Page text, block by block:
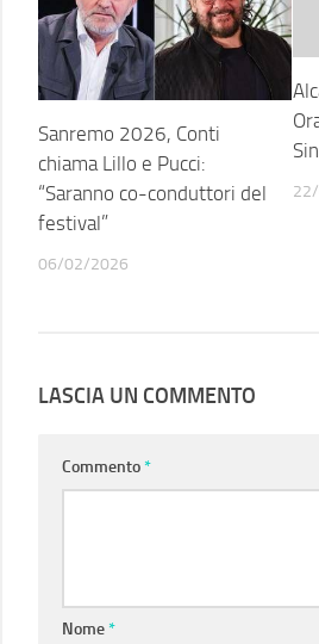
Sanremo 2026, Conti
chiama Lillo e Pucci:
“Saranno co-conduttori del
festival”
06/02/2026
LASCIA UN COMMENTO
Commento*
Nome*